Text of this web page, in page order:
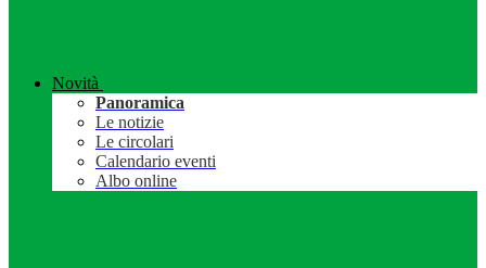
Novità
Panoramica
Le notizie
Le circolari
Calendario eventi
Albo online